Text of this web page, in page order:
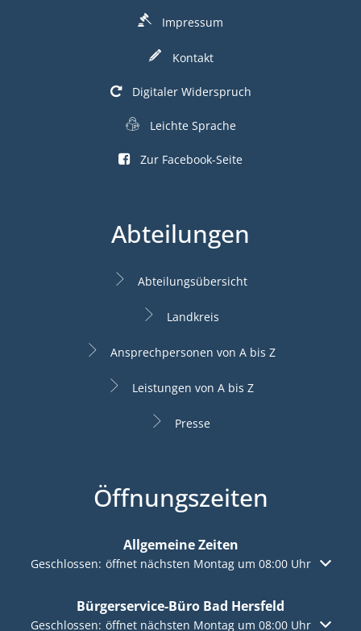
Impressum
Kontakt
Digitaler Widerspruch
Leichte Sprache
Zur Facebook-Seite
Abteilungen
Abteilungsübersicht
Landkreis
Ansprechpersonen von A bis Z
Leistungen von A bis Z
Presse
Öffnungszeiten
Allgemeine Zeiten
Klicken, um weitere Öffnungs- oder Schließzeiten
Geschlossen: öffnet nächsten Montag um 08:00 Uhr
Bürgerservice-Büro Bad Hersfeld
Klicken, um weitere Öffnungs- oder Schließzeiten
Geschlossen: öffnet nächsten Montag um 08:00 Uhr